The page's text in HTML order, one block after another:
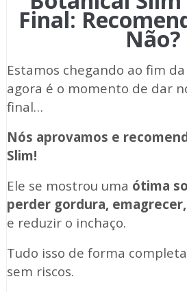
Final:
Não?
Estamos chegando ao fim
agora é o momento de dar
final…
Nós aprovamos e
Slim!
Ele se mostrou uma ótima
perder gordura, emagrecer,
e reduzir o inchaço.
Tudo isso de forma
sem riscos.